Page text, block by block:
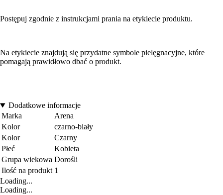
Postępuj zgodnie z instrukcjami prania na etykiecie produktu.
Na etykiecie znajdują się przydatne symbole pielęgnacyjne, które
pomagają prawidłowo dbać o produkt.
Dodatkowe informacje
Marka
Arena
Kolor
czarno-biały
Kolor
Czarny
Płeć
Kobieta
Grupa wiekowa Dorośli
Ilość na produkt 1
Loading...
Loading...